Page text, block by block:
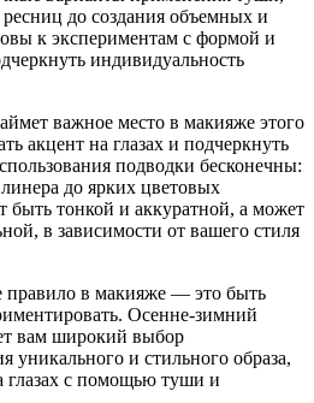
до создания объемных и
к экспериментам с формой и
индивидуальность
важное место в макияже этого
акцент на глазах и подчеркнуть
подводки бесконечны:
до ярких цветовых
быть тонкой и аккуратной, а может
в зависимости от вашего стиля
правило в макияже — это быть
Осенне-зимний
вам широкий выбор
уникального и стильного образа,
глазах с помощью туши и